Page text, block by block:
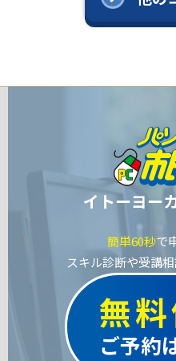
イトーヨー
簡単60秒で
スキル診断や受講
無
ご予約